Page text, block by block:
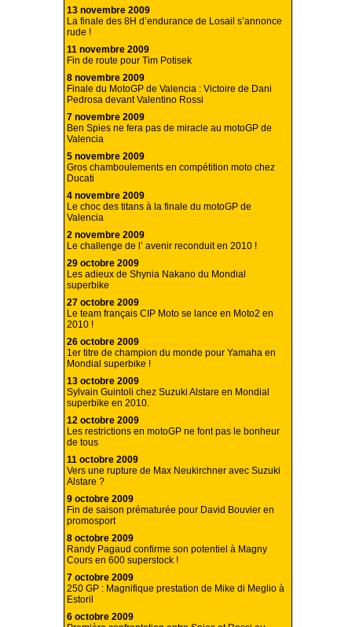
13 novembre 2009
La finale des 8H d’endurance de Losail s’annonce
rude !
11 novembre 2009
Fin de route pour Tim Potisek
8 novembre 2009
Finale du MotoGP de Valencia : Victoire de Dani
Pedrosa devant Valentino Rossi
7 novembre 2009
Ben Spies ne fera pas de miracle au motoGP de
Valencia
5 novembre 2009
Gros chamboulements en compétition moto chez
Ducati
4 novembre 2009
Le choc des titans à la finale du motoGP de
Valencia
2 novembre 2009
Le challenge de l’ avenir reconduit en 2010 !
29 octobre 2009
Les adieux de Shynia Nakano du Mondial
superbike
27 octobre 2009
Le team français CIP Moto se lance en Moto2 en
2010 !
26 octobre 2009
1er titre de champion du monde pour Yamaha en
Mondial superbike !
13 octobre 2009
Sylvain Guintoli chez Suzuki Alstare en Mondial
superbike en 2010.
12 octobre 2009
Les restrictions en motoGP ne font pas le bonheur
de tous
11 octobre 2009
Vers une rupture de Max Neukirchner avec Suzuki
Alstare ?
9 octobre 2009
Fin de saison prématurée pour David Bouvier en
promosport
8 octobre 2009
Randy Pagaud confirme son potentiel à Magny
Cours en 600 superstock !
7 octobre 2009
250 GP : Magnifique prestation de Mike di Meglio à
Estoril
6 octobre 2009